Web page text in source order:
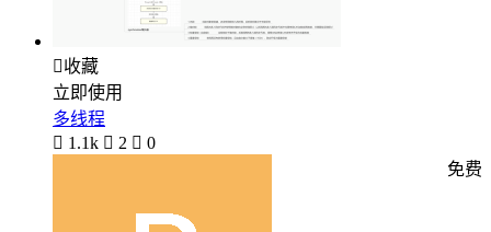
收藏
立即使用
多线程
 1.1k  2  0
免费